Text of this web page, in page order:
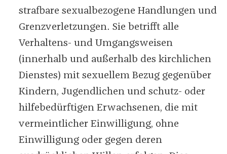
strafbare sexualbezogene Handlungen und
Grenzverletzungen. Sie betrifft alle
Verhaltens- und Umgangsweisen
(innerhalb und außerhalb des kirchlichen
Dienstes) mit sexuellem Bezug gegenüber
Kindern, Jugendlichen und schutz- oder
hilfebedürftigen Erwachsenen, die mit
vermeintlicher Einwilligung, ohne
Einwilligung oder gegen deren